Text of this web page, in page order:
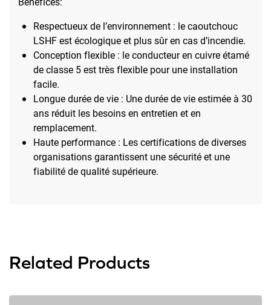
Respectueux de l’environnement : le caoutchouc
LSHF est écologique et plus sûr en cas d’incendie.
Conception flexible : le conducteur en cuivre étamé
de classe 5 est très flexible pour une installation
facile.
Longue durée de vie : Une durée de vie estimée à 30
ans réduit les besoins en entretien et en
remplacement.
Haute performance : Les certifications de diverses
organisations garantissent une sécurité et une
fiabilité de qualité supérieure.
Related Products